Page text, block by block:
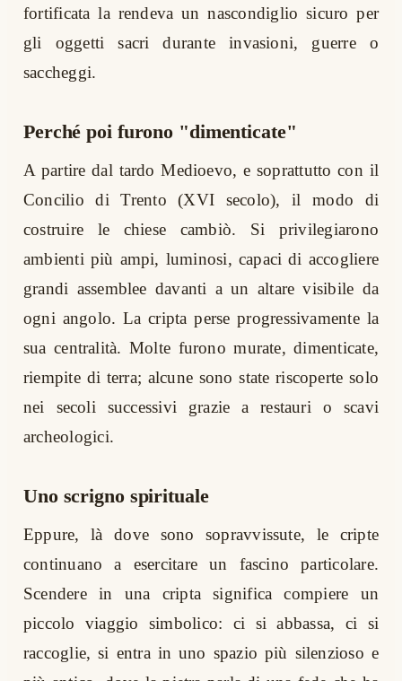
fortificata la rendeva un nascondiglio sicuro per
gli oggetti sacri durante invasioni, guerre o
saccheggi.
Perché poi furono "dimenticate"
A partire dal tardo Medioevo, e soprattutto con il
Concilio di Trento (XVI secolo), il modo di
costruire le chiese cambiò. Si privilegiarono
ambienti più ampi, luminosi, capaci di accogliere
grandi assemblee davanti a un altare visibile da
ogni angolo. La cripta perse progressivamente la
sua centralità. Molte furono murate, dimenticate,
riempite di terra; alcune sono state riscoperte solo
nei secoli successivi grazie a restauri o scavi
archeologici.
Uno scrigno spirituale
Eppure, là dove sono sopravvissute, le cripte
continuano a esercitare un fascino particolare.
Scendere in una cripta significa compiere un
piccolo viaggio simbolico: ci si abbassa, ci si
raccoglie, si entra in uno spazio più silenzioso e